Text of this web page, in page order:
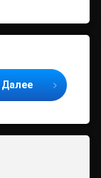
Далее